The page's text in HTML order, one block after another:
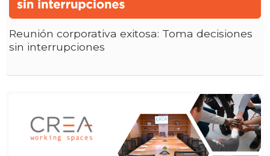
Reunión corporativa exitosa: Toma decisiones
sin interrupciones